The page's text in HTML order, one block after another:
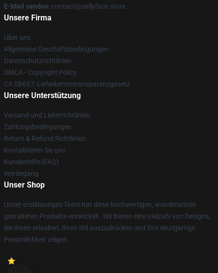
E-Mail senden: contact@sallyface.store
Unsere Firma
Über uns
Allgemeine Geschäftsbedingungen
Datenschutzrichtlinien
DMCA - Copyright Policy
CA SB657: Lieferkettentransparenzgesetz
Unsere Unterstützung
Versand und Lieferrichtlinien
Zahlungsbedingungen
Return & Refund Richtlinien
Kontaktieren Sie uns
Kundenhilfe (FAQ)
Werdegang
Unser Shop
Unser erstklassiges Team hat diese hochwertigen, wunderschön
gestalteten Produkte entwickelt. Wir bieten eine Vielzahl von Designs,
die Ihnen erlauben, Ihren Stil auszudrücken und Ihre einzigartige
Persönlichkeit zeigen.